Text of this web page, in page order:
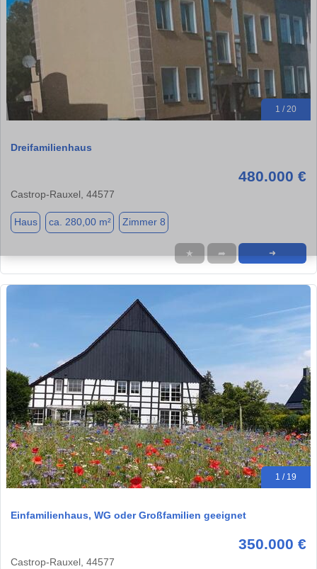
1 / 20
Dreifamilienhaus
480.000 €
Castrop-Rauxel, 44577
Haus ca. 280,00 m² Zimmer 8
★ ➦ ➜
1 / 19
Einfamilienhaus, WG oder Großfamilien geeignet
350.000 €
Castrop-Rauxel, 44577